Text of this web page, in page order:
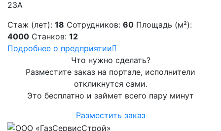
23А
Стаж (лет): 18 Сотрудников: 60 Площадь (м²):
4000 Станков: 12
Подробнее о предприятии
Что нужно сделать?
Разместите заказ на портале, исполнители
откликнутся сами.
Это бесплатно и займет всего пару минут
Разместить заказ